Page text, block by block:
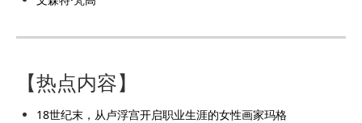
【热点内容】
18世纪末，从卢浮宫开启职业生涯的女性画家玛格